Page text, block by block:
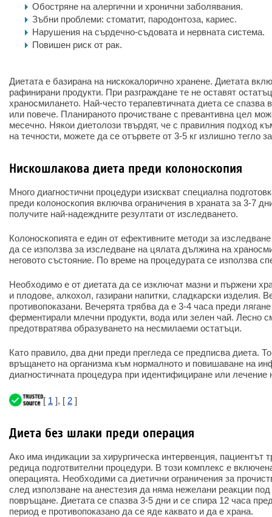
Обостряне на алергични и хронични заболявания.
Зъбни проблеми: стоматит, пародонтоза, кариес.
Нарушения на сърдечно-съдовата и нервната система.
Повишен риск от рак.
Диетата е базирана на нискокалорично хранене. Диетата
рафинирани продукти. При разграждане те не оставят
храносмилането. Най-често терапевтичната диета се спазва
или повече. Планираното прочистване с превантивна цел
месечно. Някои диетолози твърдят, че с правилния подход
на течности, можете да се отървете от 3-5 кг излишно тегло
Нискошлакова диета преди колоноскопия
Много диагностични процедури изискват специална
преди колоноскопия включва ограничения в храната за 3-7
получите най-надеждните резултати от изследването.
Колоноскопията е един от ефективните методи за
да се използва за изследване на цялата дължина на
неговото състояние. По време на процедурата се използва
Необходимо е от диетата да се изключат мазни и пържени
и плодове, алкохол, газирани напитки, сладкарски изделия.
противопоказани. Вечерята трябва да е 3-4 часа преди
ферментирали млечни продукти, вода или зелен чай. Лесно
предотвратява образуването на несмилаеми остатъци.
Като правило, два дни преди прегледа се предписва диета.
връщането на организма към нормалното и повишаване на
диагностичната процедура при идентифициране или лечение
[ 1 ], [ 2 ]
Диета без шлаки преди операция
Ако има индикации за хирургическа интервенция, пациентът
редица подготвителни процедури. В този комплекс е
операцията. Необходими са диетични ограничения за
след използване на анестезия да няма нежелани реакции
повръщане. Диетата се спазва 3-5 дни и се спира 12 часа
период е противопоказано да се яде каквато и да е храна.